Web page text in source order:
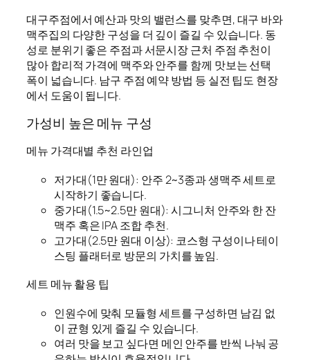
대구주점에서 예산과 맛의 밸런스를 맞추면, 대구 바와
맥주집의 다양한 구성을 더 깊이 즐길 수 있습니다. 동
성로 분위기 좋은 주점과 서문시장 근처 주점 추천이
많아 합리적 가격에 맥주와 안주를 함께 맛보는 선택
폭이 넓습니다. 남구 주점 예약 방법 등 실전 팁도 현장
에서 도움이 됩니다.
가성비 높은 메뉴 구성
메뉴 가격대별 추천 라인업
저가대(1만 원대): 안주 2~3종과 생맥주 세트로
시작하기 좋습니다.
중가대(1.5~2.5만 원대): 시그니처 안주와 한 잔
맥주 혹은 IPA 조합 추천.
고가대(2.5만 원대 이상): 코스형 구성이나 테이
스팅 플래터로 방문의 가치를 높임.
세트 메뉴 활용 팁
인원수에 맞춰 모듈형 세트를 구성하면 남김 없
이 균형 있게 즐길 수 있습니다.
여러 맛을 보고 싶다면 메인 안주를 반씩 나눠 공